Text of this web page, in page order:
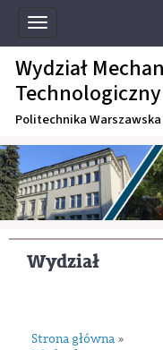
Toggle
navigation
Wydział
Technologiczny
Politechnika Warszawska
Wydział
Strona główna »